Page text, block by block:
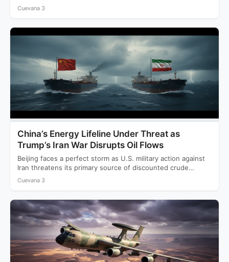
Cuevana 3
China’s Energy Lifeline Under Threat as
Trump’s Iran War Disrupts Oil Flows
Beijing faces a perfect storm as U.S. military action against
Iran threatens its primary source of discounted crude…
Cuevana 3